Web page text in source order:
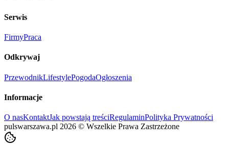
Serwis
FirmyPraca
Odkrywaj
PrzewodnikLifestylePogodaOgłoszenia
Informacje
O nasKontaktJak powstają treściRegulaminPolityka Prywatności
pulswarszawa.pl 2026 © Wszelkie Prawa Zastrzeżone